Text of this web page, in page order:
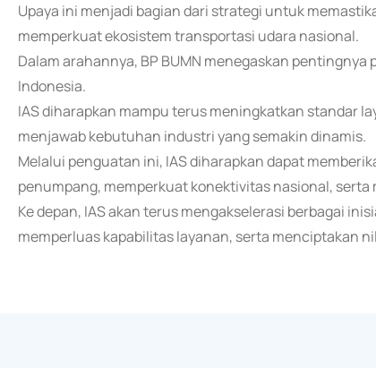
Upaya ini menjadi bagian dari strategi untuk
memperkuat ekosistem transportasi udara nasional.
Dalam arahannya, BP BUMN menegaskan
Indonesia.
IAS diharapkan mampu terus meningkatkan standar
menjawab kebutuhan industri yang semakin dinamis.
Melalui penguatan ini, IAS diharapkan dapat
penumpang, memperkuat konektivitas nasional,
Ke depan, IAS akan terus mengakselerasi berbagai
memperluas kapabilitas layanan, serta menciptakan